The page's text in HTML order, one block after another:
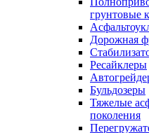
грунтовые
Дорожная
Ресайклеры
Бульдозеры
Тяжелые
поколения